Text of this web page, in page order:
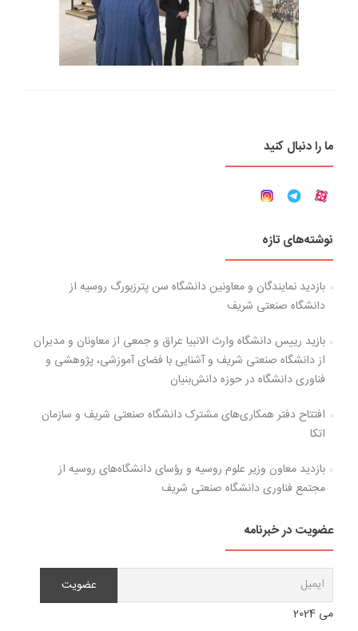
ما را دنبال کنید
نوشته‌های تازه
بازدید نمایندگان و معاونین دانشگاه سن پترزبورگ روسیه از
دانشگاه صنعتی شریف
بازید رییس دانشگاه وارث الانبیا عراق و جمعی از معاونان و مدیران
از دانشگاه صنعتی شریف و آشنایی با فضای آموزشی، پژوهشی و
فناوری دانشگاه در حوزه دانش‌بنیان
افتتاح دفتر همکاری‌های مشترک دانشگاه صنعتی شریف و سازمان
اتکا
بازدید معاون وزیر علوم روسیه و رؤسای دانشگاه‌های روسیه از
مجتمع فناوری دانشگاه صنعتی شریف
عضویت در خبرنامه
می 2024